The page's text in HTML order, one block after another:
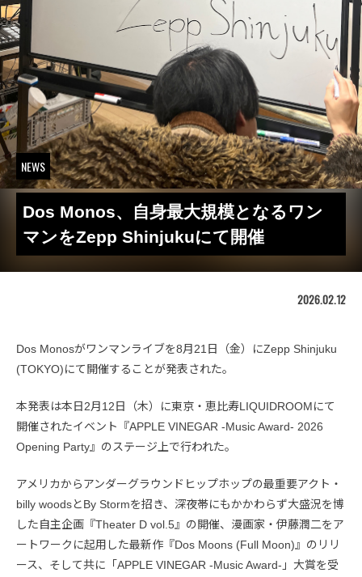
NEWS
Dos Monos、自身最大規模となるワン
マンをZepp Shinjukuにて開催
2026.02.12
Dos Monosがワンマンライブを8月21日（金）にZepp Shinjuku
(TOKYO)にて開催することが発表された。
本発表は本日2月12日（木）に東京・恵比寿LIQUIDROOMにて
開催されたイベント『APPLE VINEGAR -Music Award- 2026
Opening Party』のステージ上で行われた。
アメリカからアンダーグラウンドヒップホップの最重要アクト・
billy woodsとBy Stormを招き、深夜帯にもかかわらず大盛況を博
した自主企画『Theater D vol.5』の開催、漫画家・伊藤潤二をア
ートワークに起用した最新作『Dos Moons (Full Moon)』のリリ
ース、そして共に「APPLE VINEGAR -Music Award-」大賞を受